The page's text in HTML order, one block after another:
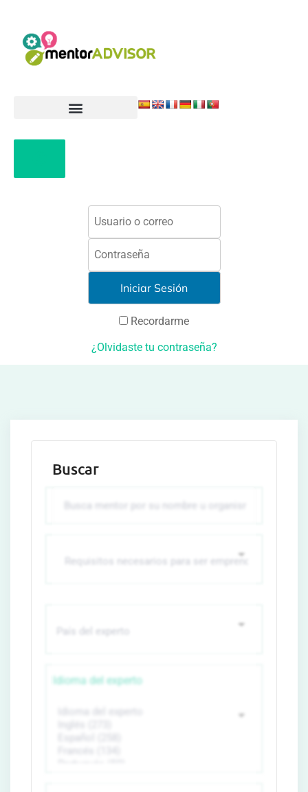
Recordarme
¿Olvidaste tu contraseña?
Buscar
Idioma del experto